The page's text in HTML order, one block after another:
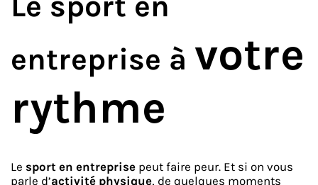
entreprise à votre
rythme
Le sport en entreprise peut faire peur. Et si on vous
parle d’activité physique, de quelques moments